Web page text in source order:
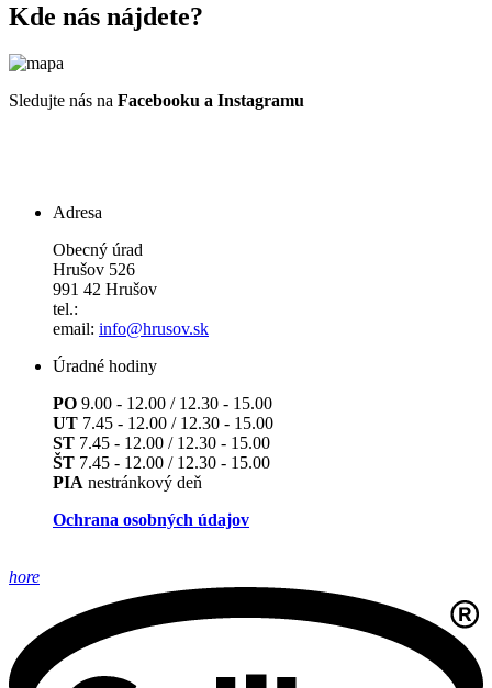
Kde nás nájdete?
Sledujte nás na Facebooku a Instagramu
Adresa
Obecný úrad
Hrušov 526
991 42 Hrušov
tel.:
email: info@hrusov.sk
Úradné hodiny
PO 9.00 - 12.00 / 12.30 - 15.00
UT 7.45 - 12.00 / 12.30 - 15.00
ST 7.45 - 12.00 / 12.30 - 15.00
ŠT 7.45 - 12.00 / 12.30 - 15.00
PIA nestránkový deň
Ochrana osobných údajov
hore